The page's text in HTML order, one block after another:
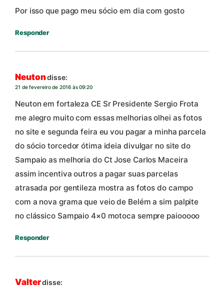
Por isso que pago meu sócio em dia com gosto
Responder
Neutondisse:
21 de fevereiro de 2016 às 09:20
Neuton em fortaleza CE Sr Presidente Sergio Frota
me alegro muito com essas melhorias olhei as fotos
no site e segunda feira eu vou pagar a minha parcela
do sócio torcedor ótima ideia divulgar no site do
Sampaio as melhoria do Ct Jose Carlos Maceira
assim incentiva outros a pagar suas parcelas
atrasada por gentileza mostra as fotos do campo
com a nova grama que veio de Belém a sim palpite
no clássico Sampaio 4×0 motoca sempre paiooooo
Responder
Valterdisse: